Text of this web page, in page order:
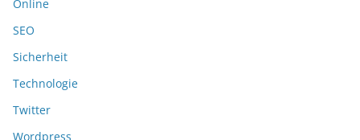
Online
SEO
Sicherheit
Technologie
Twitter
Wordpress